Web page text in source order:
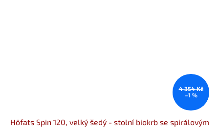
4 354 Kč
–1 %
Höfats Spin 120, velký šedý - stolní biokrb se spirálovým